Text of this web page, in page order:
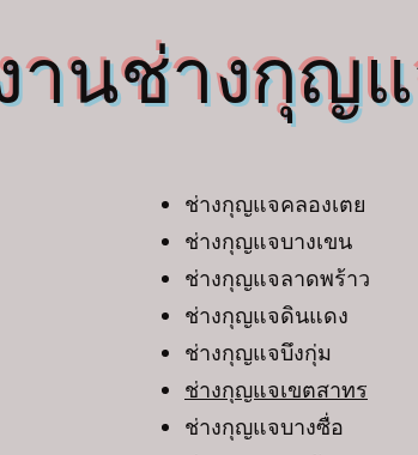
านช่างกุญ
ช่างกุญแจคลองเตย
ช่างกุญแจบางเขน
ช่างกุญแจลาดพร้าว
ช่างกุญแจดินแดง
ช่างกุญแจบึงกุ่ม
ช่างกุญแจเขตสาทร
ช่างกุญแจบางซื่อ